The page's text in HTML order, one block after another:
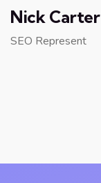
Nick Carter
SEO Represent